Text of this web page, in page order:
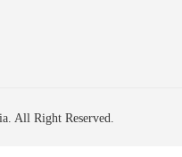
All Right Reserved.